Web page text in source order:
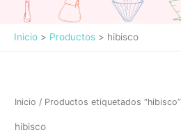
Inicio Productos hibisco
Inicio / Productos etiquetados “hibisco”
hibisco